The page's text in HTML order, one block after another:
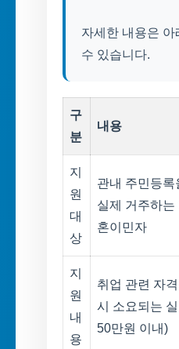
자세한 내용은 아
수 있습니다.
구
분
내용
지
원
대
상
관내 주민등록
실제 거주하는
혼이민자
지
원
내
용
취업 관련 자
시 소요되는
50만원 이내)